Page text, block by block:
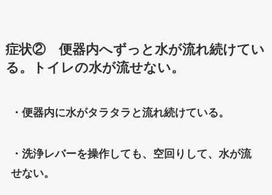
症状② 便器内へずっと水が流れ続けてい
る。トイレの水が流せない。
・便器内に水がタラタラと流れ続けている。
・洗浄レバーを操作しても、空回りして、水が流
せない。